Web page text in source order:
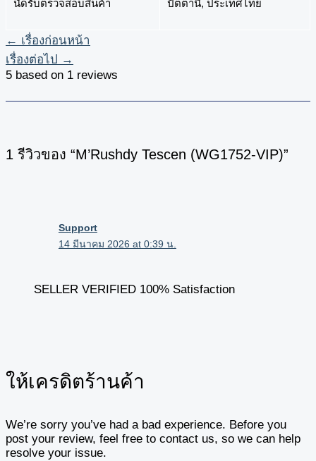
นัดรับตรวจสอบสินค้า ปัตตานี, ประเทศไทย
← เรื่องก่อนหน้า
เรื่องต่อไป →
5 based on 1 reviews
1 รีวิวของ “M’Rushdy Tescen (WG1752-VIP)”
Support
14 มีนาคม 2026 at 0:39 น.
SELLER VERIFIED 100% Satisfaction
ให้เครดิตร้านค้า
We’re sorry you’ve had a bad experience. Before you
post your review, feel free to contact us, so we can help
resolve your issue.